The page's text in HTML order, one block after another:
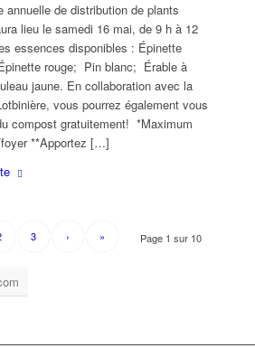
annuelle de distribution de plants
lieu le samedi 16 mai, de 9 h à 12
essences disponibles : Épinette
rouge; Pin blanc; Érable à
jaune. En collaboration avec la
vous pourrez également vous
compost gratuitement! *Maximum
**Apportez […]
Page 1 sur 10
3 › »